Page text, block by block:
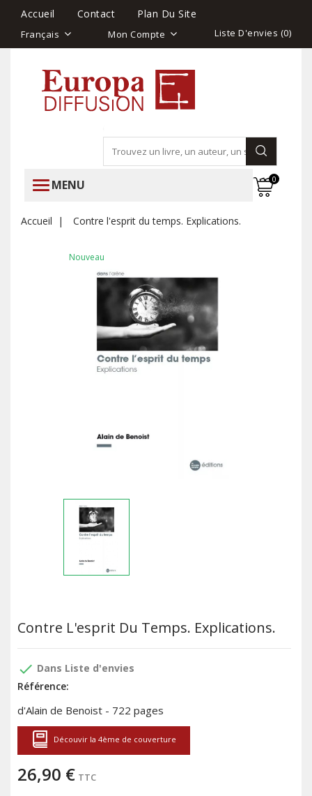
Accueil Contact Plan Du Site
Français Mon Compte Liste D'envies (0)
MENU 0
Accueil Contre l'esprit du temps. Explications.
Nouveau
Contre L'esprit Du Temps. Explications.
done Dans Liste d'envies
Référence:
d'Alain de Benoist - 722 pages
Découvir la 4ème de couverture
26,90 € TTC